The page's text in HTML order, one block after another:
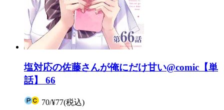
塩対応の佐藤さんが俺にだけ甘い@comic【単
話】 66
70/¥77(税込)